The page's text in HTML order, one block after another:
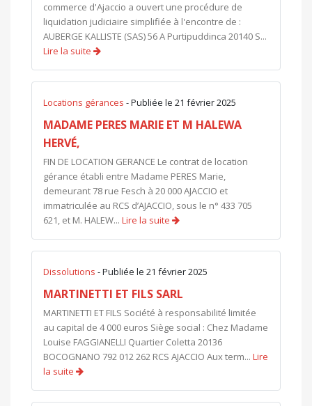
commerce d'Ajaccio a ouvert une procédure de
liquidation judiciaire simplifiée à l'encontre de :
AUBERGE KALLISTE (SAS) 56 A Purtipuddinca 20140 S...
Lire la suite
Locations gérances - Publiée le 21 février 2025
MADAME PERES MARIE ET M HALEWA
HERVÉ,
FIN DE LOCATION GERANCE Le contrat de location
gérance établi entre Madame PERES Marie,
demeurant 78 rue Fesch à 20 000 AJACCIO et
immatriculée au RCS d’AJACCIO, sous le n° 433 705
621, et M. HALEW... Lire la suite
Dissolutions - Publiée le 21 février 2025
MARTINETTI ET FILS SARL
MARTINETTI ET FILS Société à responsabilité limitée
au capital de 4 000 euros Siège social : Chez Madame
Louise FAGGIANELLI Quartier Coletta 20136
BOCOGNANO 792 012 262 RCS AJACCIO Aux term... Lire
la suite